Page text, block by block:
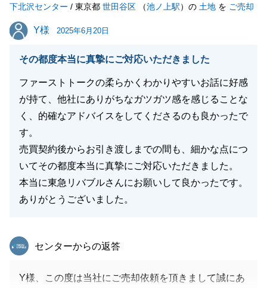
ありがとうございました。
閉じる
下北沢センター / 東京都 世田谷区 （池ノ上駅）の 土地 を ご売却
Y様
Y様 2025年6月20日
その都度本当に真摯にご対応いただきました
ファーストトークの柔らかくわかりやすいお話に好感
が持て、他社にありがちなガツガツ感を感じることな
く、的確なアドバイスをしてくださるのも良かったで
す。
売買契約後からお引き渡しまでの間も、細かな点につ
いてその都度本当に真摯にご対応いただきました。
本当に東急リバブルさんにお願いして良かったです。
ありがとうございました。
東急リバブル
センターからの返答
Y様、この度は当社にご売却依頼を頂きまして誠にあ